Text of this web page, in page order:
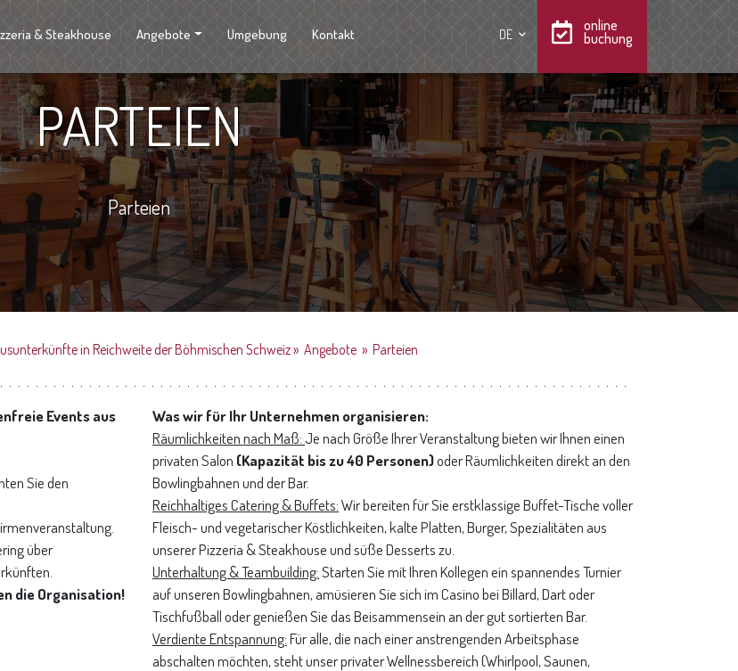
& Steakhouse Angebote Umgebung Kontakt DE
online
buchung
PARTEIEN
Parteien
in Reichweite der Böhmischen Schweiz» Angebote » Parteien
Events aus
Sie den
über
die Organisation!
Was wir für Ihr Unternehmen organisieren:
Räumlichkeiten nach Maß: Je nach Größe Ihrer Veranstaltung bieten wir Ihnen einen
privaten Salon (Kapazität bis zu 40 Personen)oder Räumlichkeiten direkt an den
Bowlingbahnen und der Bar.
Reichhaltiges Catering & Buffets:Wir bereiten für Sie erstklassige Buffet-Tische voller
Fleisch- und vegetarischer Köstlichkeiten, kalte Platten, Burger, Spezialitäten aus
unserer Pizzeria & Steakhouse und süße Desserts zu.
Unterhaltung & Teambuilding:Starten Sie mit Ihren Kollegen ein spannendes Turnier
auf unseren Bowlingbahnen, amüsieren Sie sich im Casino bei Billard, Dart oder
Tischfußball oder genießen Sie das Beisammensein an der gut sortierten Bar.
Verdiente Entspannung:Für alle, die nach einer anstrengenden Arbeitsphase
abschalten möchten, steht unser privater Wellnessbereich (Whirlpool, Saunen,